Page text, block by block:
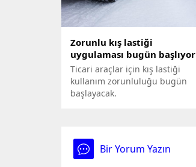
Zorunlu kış lastiği
uygulaması bugün başlıyor
Ticari araçlar için kış lastiği
kullanım zorunluluğu bugün
başlayacak.
Bir Yorum Yazın